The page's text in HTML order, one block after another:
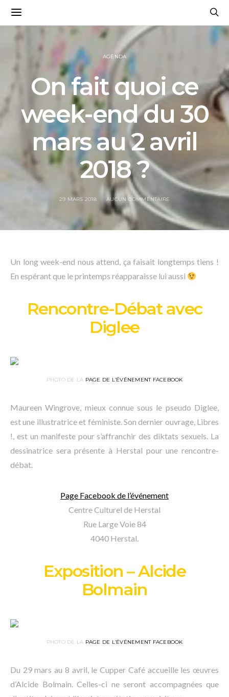
AGENDA
On fait quoi ce
week-end du 30
mars au 2 avril
2018 ?
29 MARS 2018 AUCUN COMMENTAIRE
Un long week-end nous attend, ça faisait longtemps tiens !
En espérant que le printemps réapparaisse lui aussi
Rencontre-Débat avec
Diglee
PHOTO DE LA PAGE DE L’ÉVÉNEMENT FACEBOOK
Maureen Wingrove, mieux connue sous le pseudo Diglee,
est une illustratrice et féministe. Son dernier ouvrage, Libres
!, est un manifeste pour s’affranchir des diktats sexuels. La
dessinatrice sera présente à Herstal pour une rencontre-
débat.
Page Facebook de l’événement
Centre Culturel de Herstal
Rue Large Voie 84
4040 Herstal.
Exposition – Alcide
Bolmain
PHOTO DE LA PAGE DE L’ÉVÉNEMENT FACEBOOK
Du 29 mars au 8 avril, le Cupper Café accueille les œuvres
d’Alcide Bolmain. Celles-ci ne seront accompagnées que